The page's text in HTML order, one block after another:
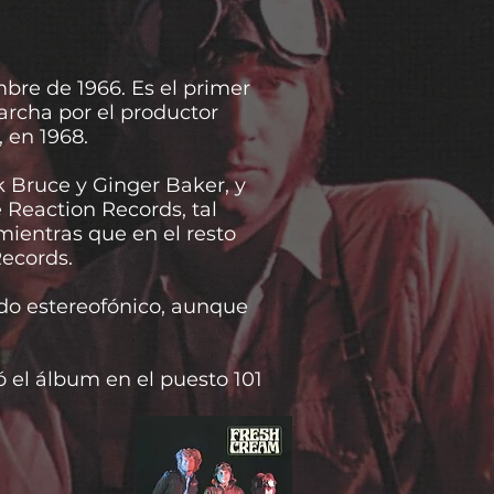
de 1966. Es el primer
por el productor
1968.
Bruce y Ginger Baker, y
Records, tal
que en el resto
estereofónico, aunque
álbum en el puesto 101